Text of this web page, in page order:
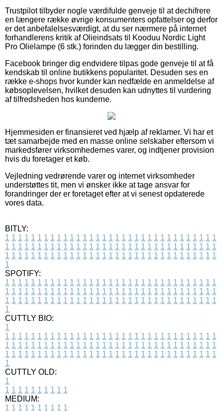
Trustpilot tilbyder nogle værdifulde genveje til at dechifrere
en længere række øvrige konsumenters opfattelser og derfor
er det anbefalelsesværdigt, at du ser nærmere på internet
forhandlerens kritik af Olieindsats til Kooduu Nordic Light
Pro Olielampe (6 stk.) forinden du lægger din bestilling.
Facebook bringer dig endvidere tilpas gode genveje til at få
kendskab til online butikkens popularitet. Desuden ses en
række e-shops hvor kunder kan nedfælde en anmeldelse af
købsoplevelsen, hvilket desuden kan udnyttes til vurdering
af tilfredsheden hos kunderne.
Hjemmesiden er finansieret ved hjælp af reklamer. Vi har et
tæt samarbejde med en masse online selskaber eftersom vi
markedsfører virksomhedernes varer, og indtjener provision
hvis du foretager et køb.
Vejledning vedrørende varer og internet virksomheder
understøttes tit, men vi ønsker ikke at tage ansvar for
forandringer der er foretaget efter at vi senest opdaterede
vores data.
BITLY:
1 1 1 1 1 1 1 1 1 1 1 1 1 1 1 1 1 1 1 1 1 1 1 1 1 1 1 1 1 1 1 1 1
1 1 1 1 1 1 1 1 1 1 1 1 1 1 1 1 1 1 1 1 1 1 1 1 1 1 1 1 1 1 1 1 1
1 1 1 1 1 1 1 1 1 1 1 1 1 1 1 1 1 1 1 1 1 1 1 1 1 1 1 1 1 1 1 1 1
1
SPOTIFY:
1 1 1 1 1 1 1 1 1 1 1 1 1 1 1 1 1 1 1 1 1 1 1 1 1 1 1 1 1 1 1 1 1
1 1 1 1 1 1 1 1 1 1 1 1 1 1 1 1 1 1 1 1 1 1 1 1 1 1 1 1 1 1 1 1 1
1 1 1 1 1 1 1 1 1 1 1 1 1 1 1 1 1 1 1 1 1 1 1 1 1 1 1 1 1 1 1 1 1
1
CUTTLY BIO:
1
1 1 1 1 1 1 1 1 1 1 1 1 1 1 1 1 1 1 1 1 1 1 1 1 1 1 1 1 1 1 1 1 1
1 1 1 1 1 1 1 1 1 1 1 1 1 1 1 1 1 1 1 1 1 1 1 1 1 1 1 1 1 1 1 1 1
1 1 1 1 1 1 1 1 1 1 1 1 1 1 1 1 1 1 1 1 1 1 1 1 1 1 1 1 1 1 1 1 1
1
CUTTLY OLD:
1
1 1 1 1 1 1 1 1 1 1
MEDIUM:
1 1 1 1 1 1 1 1 1 1